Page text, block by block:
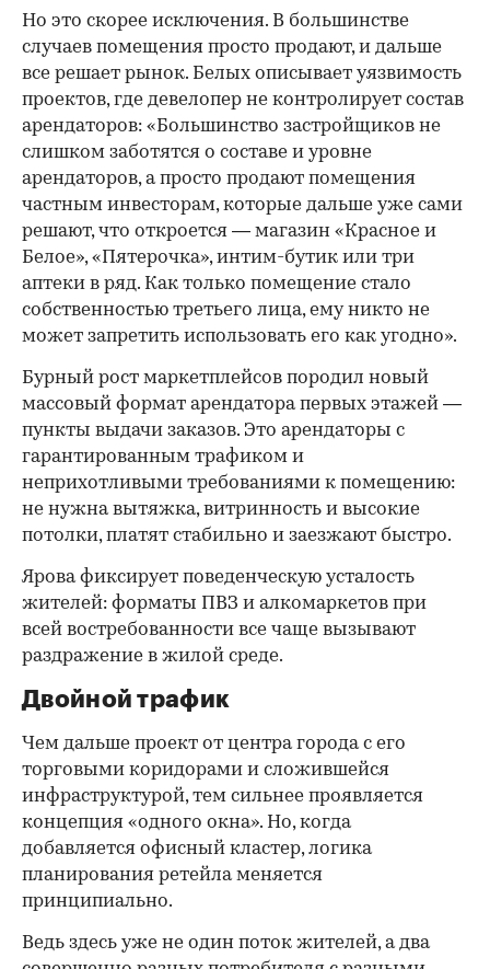
Но это скорее исключения. В большинстве
случаев помещения просто продают, и дальше
все решает рынок. Белых описывает уязвимость
проектов, где девелопер не контролирует состав
арендаторов: «Большинство застройщиков не
слишком заботятся о составе и уровне
арендаторов, а просто продают помещения
частным инвесторам, которые дальше уже сами
решают, что откроется — магазин «Красное и
Белое», «Пятерочка», интим-бутик или три
аптеки в ряд. Как только помещение стало
собственностью третьего лица, ему никто не
может запретить использовать его как угодно».
Бурный рост маркетплейсов породил новый
массовый формат арендатора первых этажей —
пункты выдачи заказов. Это арендаторы с
гарантированным трафиком и
неприхотливыми требованиями к помещению:
не нужна вытяжка, витринность и высокие
потолки, платят стабильно и заезжают быстро.
Ярова фиксирует поведенческую усталость
жителей: форматы ПВЗ и алкомаркетов при
всей востребованности все чаще вызывают
раздражение в жилой среде.
Двойной трафик
Чем дальше проект от центра города с его
торговыми коридорами и сложившейся
инфраструктурой, тем сильнее проявляется
концепция «одного окна». Но, когда
добавляется офисный кластер, логика
планирования ретейла меняется
принципиально.
Ведь здесь уже не один поток жителей, а два